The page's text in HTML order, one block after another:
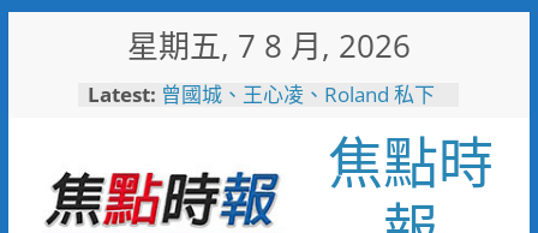
星期五, 7 8 月, 2026
Latest: 曾國城、王心凌、Roland 私下
「東引小吃店」外客都朝聖的國
際級小吃
彰化縣長參選人魏平政彰化造
勢 喊福利超越六都承接王惠美
焦點時